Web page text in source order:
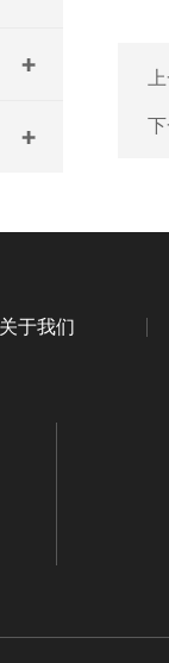
下
关于我们